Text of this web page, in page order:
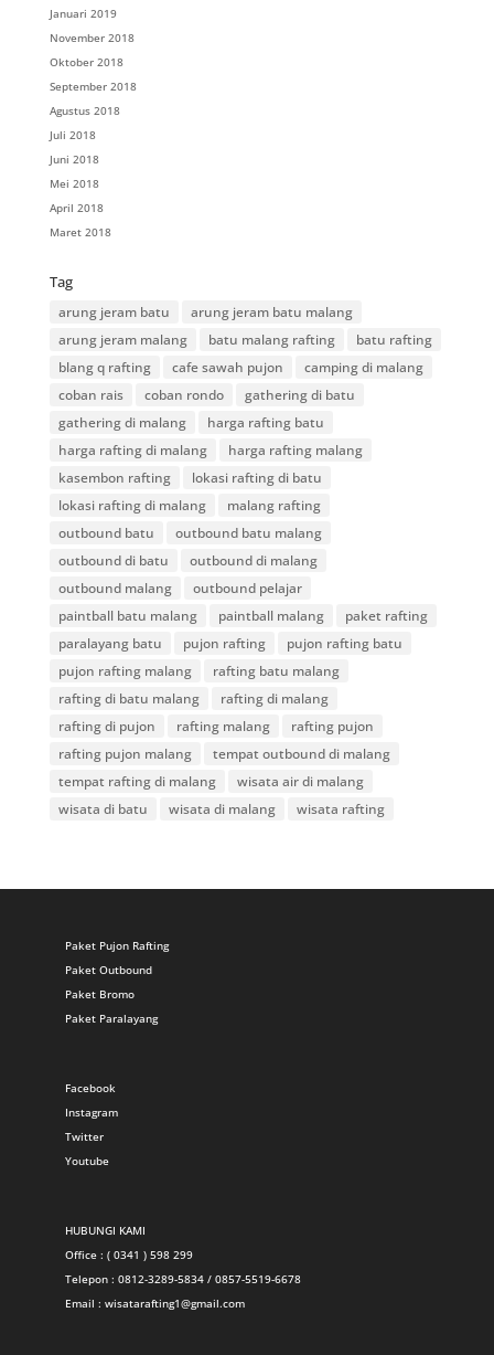
Januari 2019
November 2018
Oktober 2018
September 2018
Agustus 2018
Juli 2018
Juni 2018
Mei 2018
April 2018
Maret 2018
Tag
arung jeram batu
arung jeram batu malang
arung jeram malang
batu malang rafting
batu rafting
blang q rafting
cafe sawah pujon
camping di malang
coban rais
coban rondo
gathering di batu
gathering di malang
harga rafting batu
harga rafting di malang
harga rafting malang
kasembon rafting
lokasi rafting di batu
lokasi rafting di malang
malang rafting
outbound batu
outbound batu malang
outbound di batu
outbound di malang
outbound malang
outbound pelajar
paintball batu malang
paintball malang
paket rafting
paralayang batu
pujon rafting
pujon rafting batu
pujon rafting malang
rafting batu malang
rafting di batu malang
rafting di malang
rafting di pujon
rafting malang
rafting pujon
rafting pujon malang
tempat outbound di malang
tempat rafting di malang
wisata air di malang
wisata di batu
wisata di malang wisata rafting
Paket Pujon Rafting
Paket Outbound
Paket Bromo
Paket Paralayang
Facebook
Instagram
Twitter
Youtube
HUBUNGI KAMI
Office : ( 0341 ) 598 299
Telepon : 0812-3289-5834 / 0857-5519-6678
Email : wisatarafting1@gmail.com